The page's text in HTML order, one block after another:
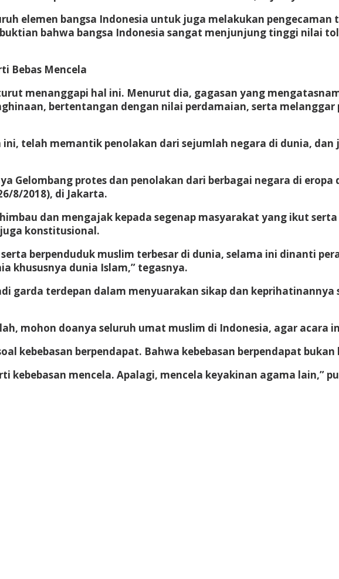
elemen bangsa Indonesia untuk juga melakukan
bahwa bangsa Indonesia sangat menjunjung tinggi nilai
Bebas Mencela
menanggapi hal ini. Menurut dia, gagasan yang
bertentangan dengan nilai perdamaian, serta
telah memantik penolakan dari sejumlah negara di dunia, dan
Gelombang protes dan penolakan dari berbagai negara di
8/2018), di Jakarta.
dan mengajak kepada segenap masyarakat yang ikut
konstitusional.
berpenduduk muslim terbesar di dunia, selama ini dinanti
khususnya dunia Islam,” tegasnya.
garda terdepan dalam menyuarakan sikap dan
mohon doanya seluruh umat muslim di Indonesia, agar acara
kebebasan berpendapat. Bahwa kebebasan berpendapat
kebebasan mencela. Apalagi, mencela keyakinan agama lain,”